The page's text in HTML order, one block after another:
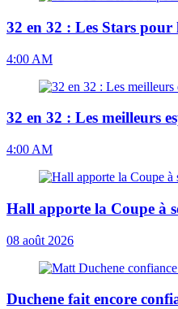
32 en 32 : Les Stars pour
4:00 AM
32 en 32 : Les meilleurs
4:00 AM
Hall apporte la Coupe à
08 août 2026
Duchene fait encore